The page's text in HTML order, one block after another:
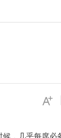
，几乎每席必